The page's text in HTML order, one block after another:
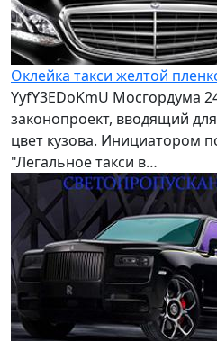
Оклейка такси желтой
YyfY3EDoKmU Мосгордума
законопроект, вводящий
цвет кузова. Инициатором
"Легальное такси в…